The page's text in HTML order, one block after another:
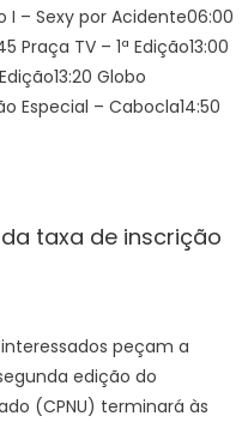
I – Sexy por Acidente06:00
Praça TV – 1ª Edição13:00
Globo
Especial – Cabocla14:50
taxa de inscrição
interessados peçam a
edição do
(CPNU) terminará às